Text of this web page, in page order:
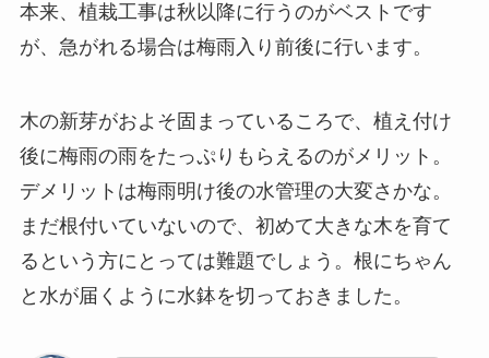
本来、植栽工事は秋以降に行うのがベストです
が、急がれる場合は梅雨入り前後に行います。
木の新芽がおよそ固まっているころで、植え付け
後に梅雨の雨をたっぷりもらえるのがメリット。
デメリットは梅雨明け後の水管理の大変さかな。
まだ根付いていないので、初めて大きな木を育て
るという方にとっては難題でしょう。根にちゃん
と水が届くように水鉢を切っておきました。